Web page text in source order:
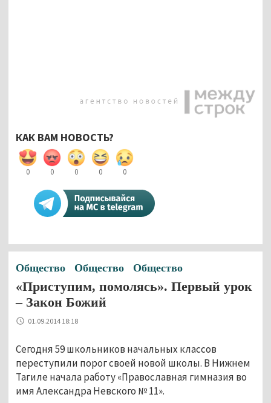
КАК ВАМ НОВОСТЬ?
0 0 0 0 0
Общество Общество Общество
«Приступим, помолясь». Первый урок
– Закон Божий
01.09.2014 18:18
Сегодня 59 школьников начальных классов
переступили порог своей новой школы. В Нижнем
Тагиле начала работу «Православная гимназия во
имя Александра Невского № 11».